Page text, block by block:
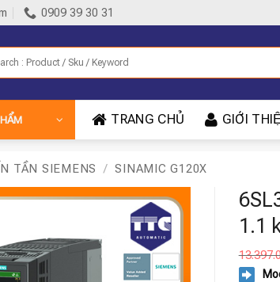
0909 39 30 31
TRANG CHỦ GIỚI
TẦN SIEMENS / SINAMIC G120X
1.1